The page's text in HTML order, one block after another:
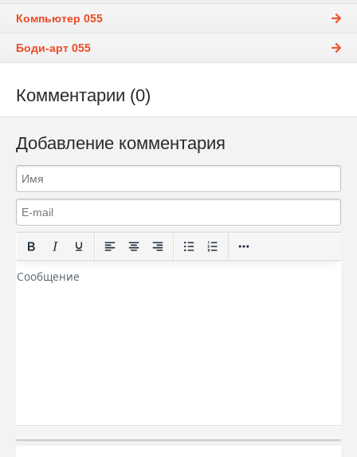
Компьютер 055
Боди-арт 055
Комментарии (0)
Добавление комментария